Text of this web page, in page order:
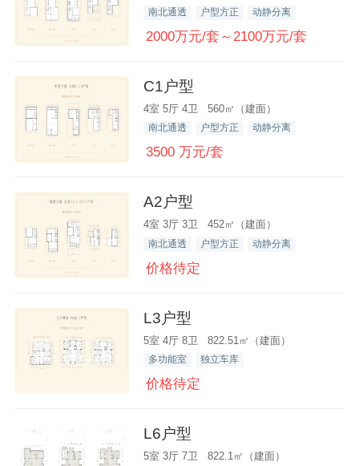
南北通透 户型方正 动静分离
2000万元/套～2100万元/套
C1户型
4室 5厅 4卫 560㎡（建面）
南北通透 户型方正 动静分离
3500 万元/套
A2户型
4室 3厅 3卫 452㎡（建面）
南北通透 户型方正 动静分离
价格待定
L3户型
5室 4厅 8卫 822.51㎡（建面）
多功能室 独立车库
价格待定
L6户型
5室 3厅 7卫 822.1㎡（建面）